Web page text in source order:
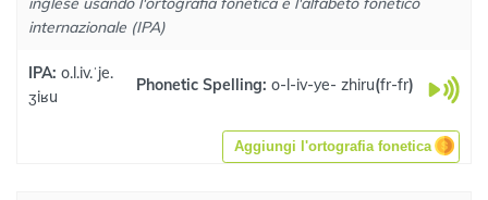
internazionale (IPA)
IPA: o.l.iv.ˈje.
ʒiʁu
Phonetic Spelling: o-l-iv-ye- zhiru(fr-fr)
Aggiungi l'ortografia fonetica